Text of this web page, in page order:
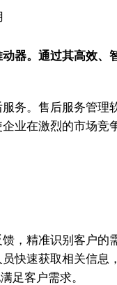
器。通过其高效
务。售后服务管理
业在激烈的市场
，精准识别客户的
快速获取相关信
足客户需求。